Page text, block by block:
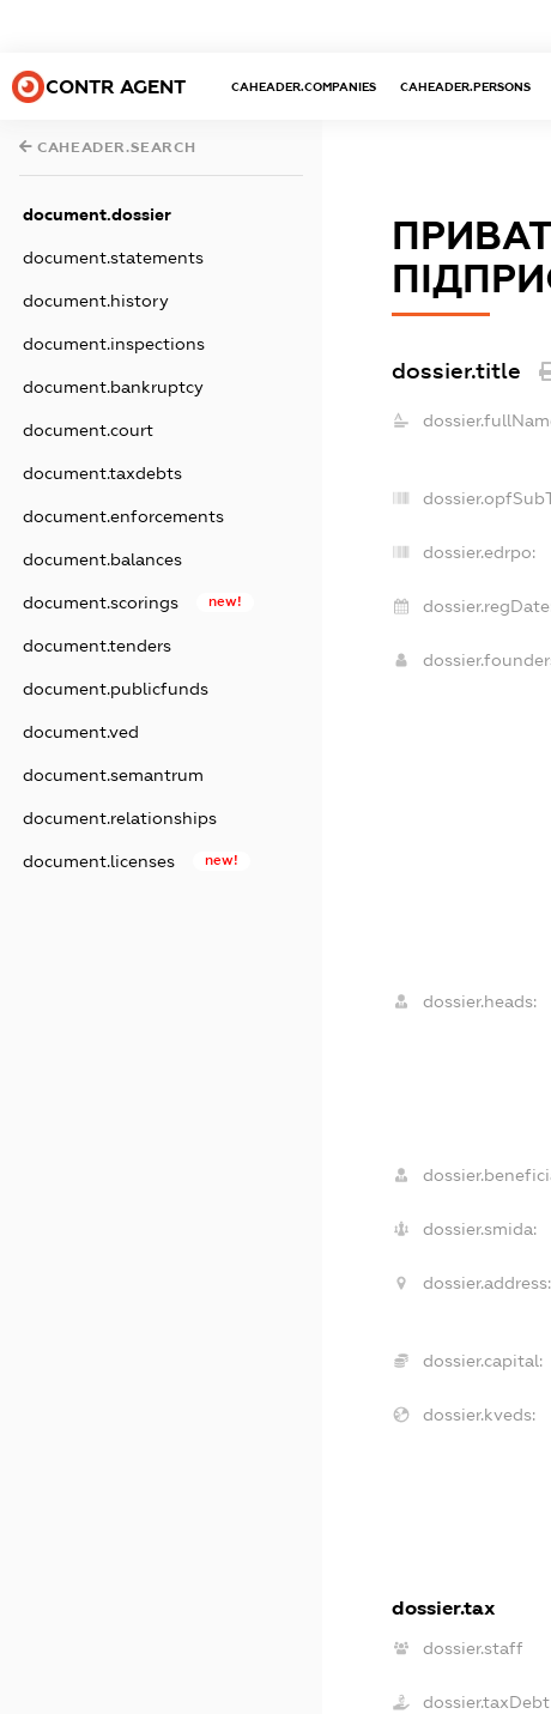
CONTR AGENT CAHEADER.COMPANIES CAHEADER.PERSONS
CAHEADER.SEARCH
document.dossier
document.statements
document.history
document.inspections
document.bankruptcy
document.court
document.taxdebts
document.enforcements
document.balances
document.scorings new!
document.tenders
document.publicfunds
document.ved
document.semantrum
document.relationships
document.licenses new!
dossier.title
dossier.edrpo:
dossier.heads:
dossier.smida:
dossier.address:
dossier.capital:
dossier.kveds:
dossier.tax
dossier.staff
dossier.taxDebt